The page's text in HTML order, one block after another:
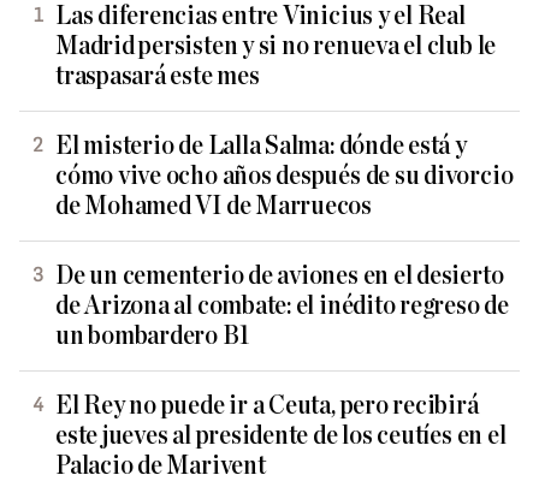
Las diferencias entre Vinicius y el Real
Madrid persisten y si no renueva el club le
traspasará este mes
El misterio de Lalla Salma: dónde está y
cómo vive ocho años después de su divorcio
de Mohamed VI de Marruecos
De un cementerio de aviones en el desierto
de Arizona al combate: el inédito regreso de
un bombardero B1
El Rey no puede ir a Ceuta, pero recibirá
este jueves al presidente de los ceutíes en el
Palacio de Marivent